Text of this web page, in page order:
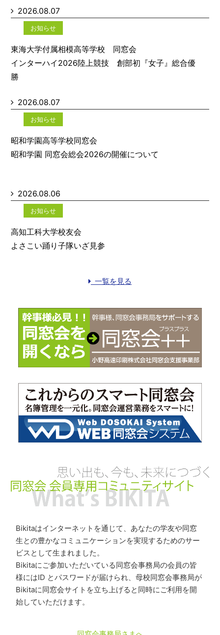
2026.08.07
お知らせ
東海大学付属相模高等学校 同窓会
インターハイ2026陸上競技 創部初『女子』総合優
勝
2026.08.07
お知らせ
昭和学園高等学校同窓会
昭和学園 同窓会総会2026の開催について
2026.08.06
お知らせ
高知工科大学校友会
よさこい踊り子隊いざ見参
一覧を見る
Bikitaはインターネットを通じて、あなたの学友や同窓
生との豊かなコミュニケーションを実現するためのサー
ビスとして生まれました。
Bikitaにご参加いただいている同窓会事務局の会員の皆
様にはID とパスワードが届けられ、母校同窓会事務局が
Bikitaに同窓会サイトを立ち上げると同時にご利用を開
始していただけます。